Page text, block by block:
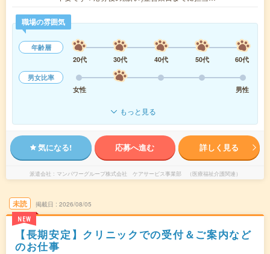
職場の雰囲気
年齢層
20代
30代 40代 50代
60代
男女比率
女性
男性
もっと見る
気になる! 応募へ進む 詳しく見る
派遣会社 マンパワーグループ株式会社 ケアサービス事業部 （医療福祉介護関連）
未読
NEW
掲載日 2026/08/05
【長期安定】クリニックでの受付＆ご案内など
のお仕事